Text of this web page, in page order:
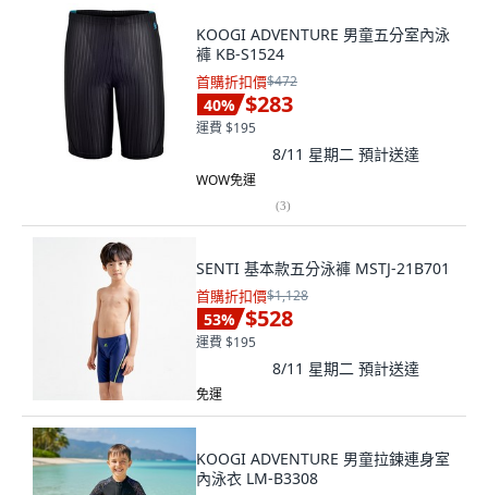
KOOGI ADVENTURE 男童五分室內泳
褲 KB-S1524
首購折扣價$472
40% $283
運費 $195
8/11 星期二 預計送達
WOW免運
(3)
SENTI 基本款五分泳褲 MSTJ-21B701
首購折扣價$1,128
53% $528
運費 $195
8/11 星期二 預計送達
免運
KOOGI ADVENTURE 男童拉鍊連身室
內泳衣 LM-B3308